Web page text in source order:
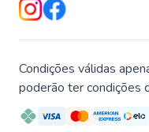
Condições válidas
poderão ter condições